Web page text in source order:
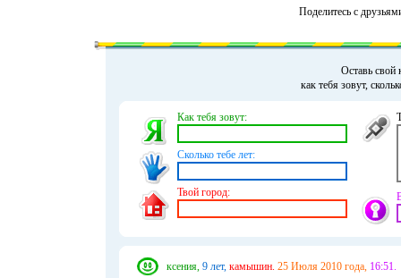
Поделитесь с
Оставь свой
как тебя зовут,
Как тебя зовут:
Сколько тебе лет:
Твой город:
ксения, 9 лет, камышин. 25 Июля 2010 года, 16:51.